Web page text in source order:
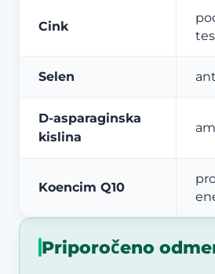
Cink
Selen
D-asparaginska
kislina
Koencim Q10
Priporočeno